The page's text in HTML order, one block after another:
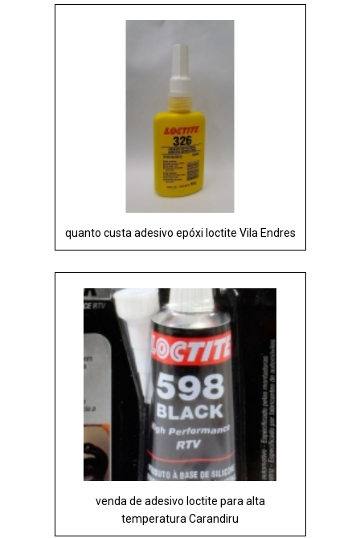
quanto custa adesivo epóxi loctite Vila Endres
venda de adesivo loctite para alta
temperatura Carandiru